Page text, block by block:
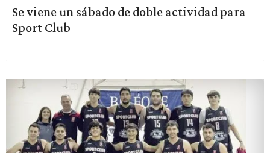
Se viene un sábado de doble actividad para
Sport Club